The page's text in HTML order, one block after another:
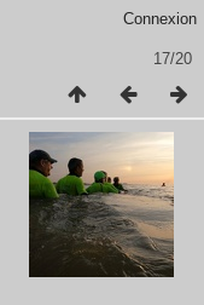
Connexion
17/20